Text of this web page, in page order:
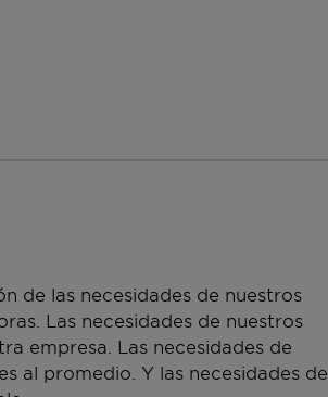
de las necesidades de nuestros
Las necesidades de nuestros
empresa. Las necesidades de
al promedio. Y las necesidades de